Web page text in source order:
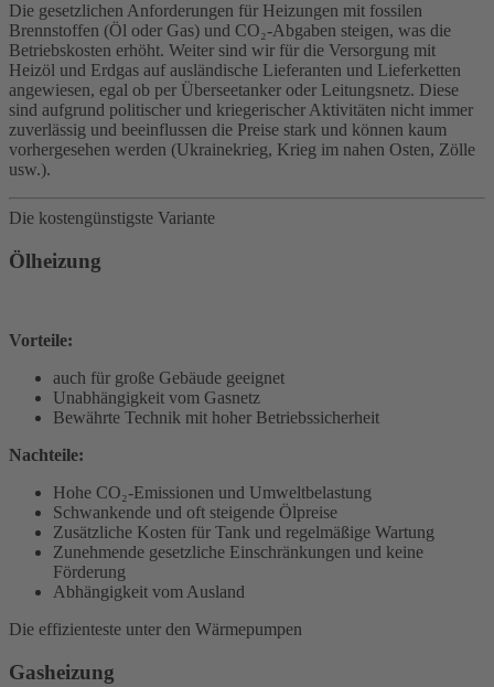
Die gesetzlichen Anforderungen für Heizungen mit fossilen
Brennstoffen (Öl oder Gas) und CO₂-Abgaben steigen, was die
Betriebskosten erhöht. Weiter sind wir für die Versorgung mit
Heizöl und Erdgas auf ausländische Lieferanten und Lieferketten
angewiesen, egal ob per Überseetanker oder Leitungsnetz. Diese
sind aufgrund politischer und kriegerischer Aktivitäten nicht immer
zuverlässig und beeinflussen die Preise stark und können kaum
vorhergesehen werden (Ukrainekrieg, Krieg im nahen Osten, Zölle
usw.).
Die kostengünstigste Variante
Ölheizung
Vorteile:
auch für große Gebäude geeignet
Unabhängigkeit vom Gasnetz
Bewährte Technik mit hoher Betriebssicherheit
Nachteile:
Hohe CO₂-Emissionen und Umweltbelastung
Schwankende und oft steigende Ölpreise
Zusätzliche Kosten für Tank und regelmäßige Wartung
Zunehmende gesetzliche Einschränkungen und keine
Förderung
Abhängigkeit vom Ausland
Die effizienteste unter den Wärmepumpen
Gasheizung